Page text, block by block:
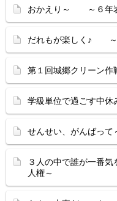
おかえり～ ～６年岩
だれもが楽しく♪ ～
第１回城郷クリーン
学級単位で過ごす中休
せんせい、がんばっ
３人の中で誰が一番
人権～